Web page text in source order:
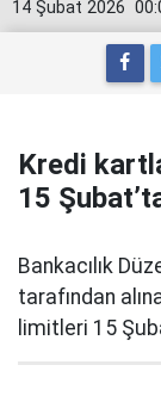
14 Şubat 2026
Kredi
15
Bankacılık
tarafından
limitleri 15